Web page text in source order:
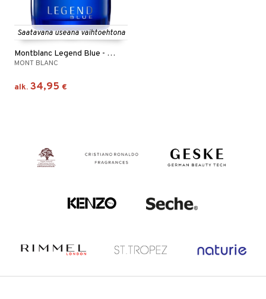
Saatavana useana vaihtoehtona
Montblanc Legend Blue - Eau de parfum
MONT BLANC
alk. 34,95 €